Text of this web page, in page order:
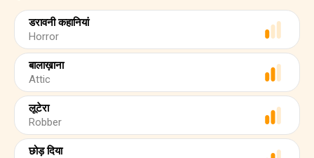
डरावनी कहानियां
Horror
बालाख़ाना
Attic
लूटेरा
Robber
छोड़ दिया